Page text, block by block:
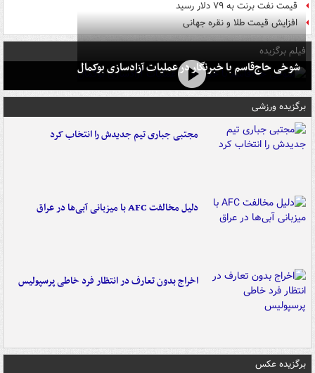
قیمت نفت برنت به ۷۹ دلار رسید
افزایش قیمت طلا و نقره جهانی
فیلم برگزیده
شوخی حاج‌قاسم با خبرنگار در عملیات آزادسازی بوکمال
برگزیده ورزشی
مجتبی جباری تیم جدیدش را انتخاب کرد
دلیل مخالفت AFC با میزبانی آبی‌ها در عراق
اخراج بدون تعارف در انتظار فرد خاطی پرسپولیس
برگزیده عکس